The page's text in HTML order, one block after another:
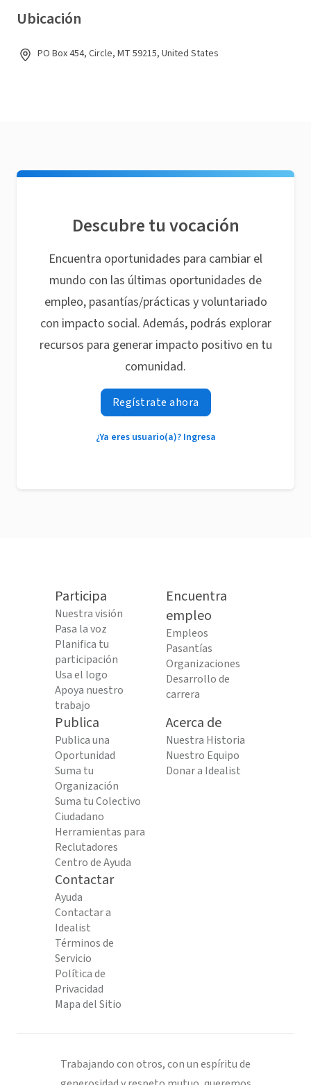
Ubicación
PO Box 454, Circle, MT 59215, United States
Descubre tu vocación
Encuentra oportunidades para cambiar el
mundo con las últimas oportunidades de
empleo, pasantías/prácticas y voluntariado
con impacto social. Además, podrás explorar
recursos para generar impacto positivo en tu
comunidad.
Regístrate ahora
¿Ya eres usuario(a)? Ingresa
Participa
Nuestra visión
Pasa la voz
Planifica tu
participación
Usa el logo
Apoya nuestro
trabajo
Encuentra
empleo
Empleos
Pasantías
Organizaciones
Desarrollo de
carrera
Publica
Publica una
Oportunidad
Suma tu
Organización
Suma tu Colectivo
Ciudadano
Herramientas para
Reclutadores
Centro de Ayuda
Acerca de
Nuestra Historia
Nuestro Equipo
Donar a Idealist
Contactar
Ayuda
Contactar a
Idealist
Términos de
Servicio
Política de
Privacidad
Mapa del Sitio
Trabajando con otros, con un espíritu de